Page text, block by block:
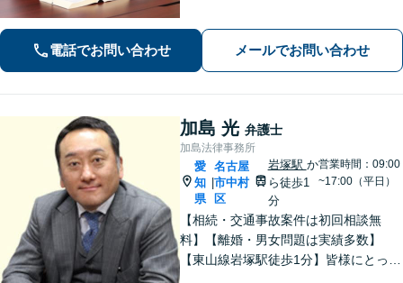
た」に対応できます。自己破産や任意
整理、個人再生など幅広い解決方法を
提示【完全個室で安心】
電話でお問い合わせ メールでお問い合わせ
加島 光 弁護士
加島法律事務所
愛
知
県
名古屋
市中村
区
岩塚駅 か
ら徒歩1
分
営業時間：09:00
~17:00（平日）
【相続・交通事故案件は初回相談無
料】【離婚・男女問題は実績多数】
【東山線岩塚駅徒歩1分】皆様にとって